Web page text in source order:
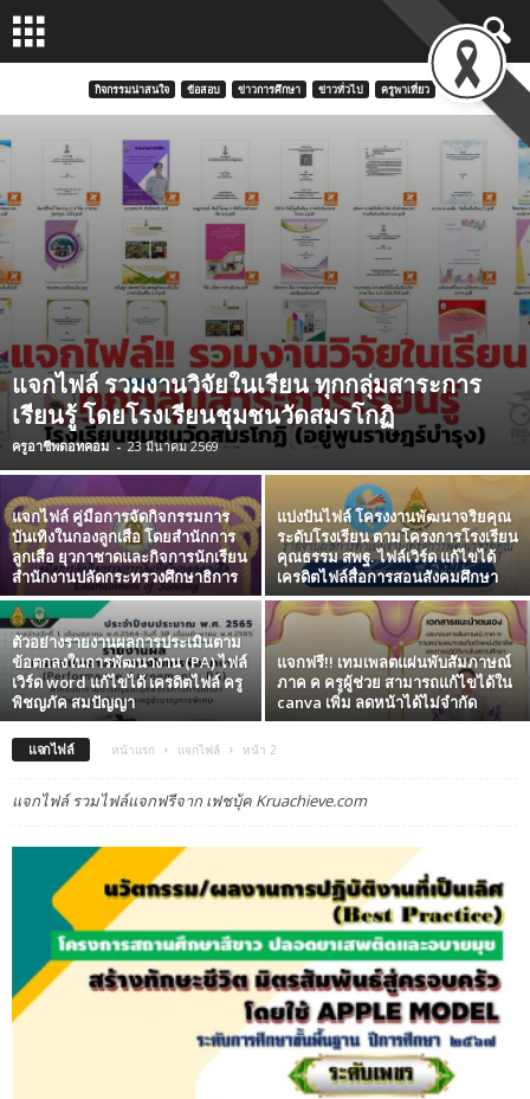
กิจกรรมน่าสนใจ ข้อสอบ ข่าวการศึกษา ข่าวทั่วไป ครูพาเที่ยว
แจกไฟล์ รวมงานวิจัยในเรียน ทุกกลุ่มสาระการ
เรียนรู้ โดยโรงเรียนชุมชนวัดสมรโกฏิ
ครูอาชีพดอทคอม - 23 มีนาคม 2569
แจกไฟล์ คู่มือการจัดกิจกรรมการ
บันเทิงในกองลูกเสือ โดยสำนักการ
ลูกเสือ ยุวกาชาดและกิจการนักเรียน
สำนักงานปลัดกระทรวงศึกษาธิการ
แบ่งปันไฟล์ โครงงานพัฒนาจริยคุณ
ระดับโรงเรียน ตามโครงการโรงเรียน
คุณธรรม สพฐ. ไฟล์เวิร์ด แก้ไขได้
เครดิตไฟล์สื่อการสอนสังคมศึกษา
ตัวอย่างรายงานผลการประเมินตาม
ข้อตกลงในการพัฒนางาน (PA) ไฟล์
เวิร์ด word แก้ไขได้ เครดิตไฟล์ ครู
พิชญภัค สมปัญญา
แจกฟรี!! เทมเพลตแผ่นพับสัมภาษณ์
ภาค ค ครูผู้ช่วย สามารถแก้ไขได้ใน
canva เพิ่ม ลดหน้าได้ไม่จำกัด
แจกไฟล์ หน้าแรก แจกไฟล์ หน้า 2
แจกไฟล์ รวมไฟล์แจกฟรีจาก เฟชบุ้ค Kruachieve.com